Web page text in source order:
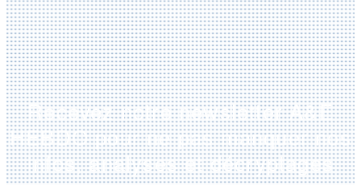
Recevez notre newsletter A&E
HEBDO pour ne pas manquer nos
infos, analyses et décryptages